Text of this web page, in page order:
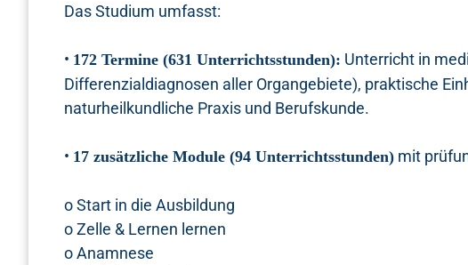
Das Studium umfasst:
• 172 Termine (631 Unterrichtsstunden): Unterricht in
Differenzialdiagnosen aller Organgebiete), praktische
naturheilkundliche Praxis und Berufskunde.
• 17 zusätzliche Module (94 Unterrichtsstunden) mit
o Start in die Ausbildung
o Zelle & Lernen lernen
o Anamnese